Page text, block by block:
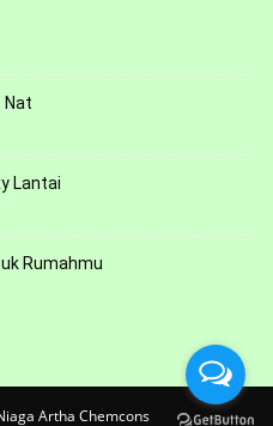
Nat
Lantai
Rumahmu
Artha Chemcons